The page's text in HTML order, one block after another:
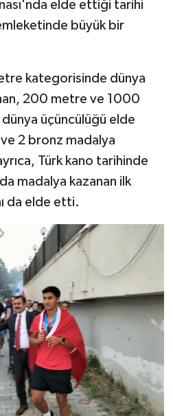
elde ettiği tarihi
büyük bir
kategorisinde dünya
200 metre ve 1000
dünya üçüncülüğü elde
2 bronz madalya
Türk kano tarihinde
madalya kazanan ilk
da elde etti.